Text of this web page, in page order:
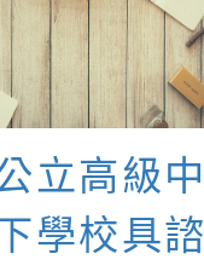
人事行政
以下簡稱